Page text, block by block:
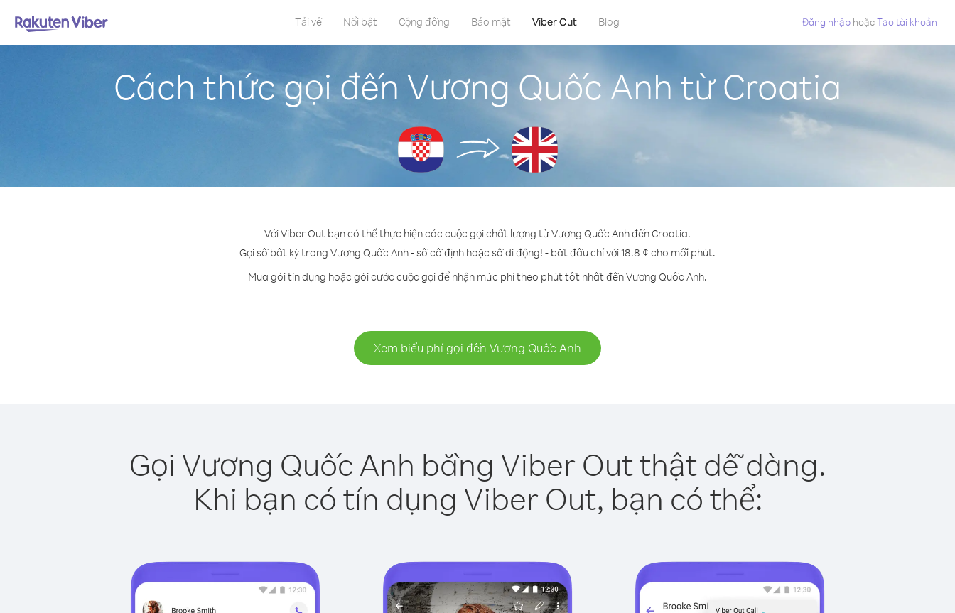
Tải về Nổi bật Cộng đồng Bảo mật Viber Out Blog Đăng nhập hoặcTạo tài khoản
Cách thức gọi đến Vương Quốc Anh từ Croatia
Với Viber Out bạn có thể thực hiện các cuộc gọi chất lượng từ Vương Quốc Anh đến Croatia.
Gọi số bất kỳ trong Vương Quốc Anh - số cố định hoặc số di động! - bắt đầu chỉ với 18.8 ¢ cho mỗi phút.
Mua gói tín dụng hoặc gói cước cuộc gọi để nhận mức phí theo phút tốt nhất đến Vương Quốc Anh.
Xem biểu phí gọi đến Vương Quốc Anh
Gọi Vương Quốc Anh bằng Viber Out thật dễ dàng.
Khi bạn có tín dụng Viber Out, bạn có thể: